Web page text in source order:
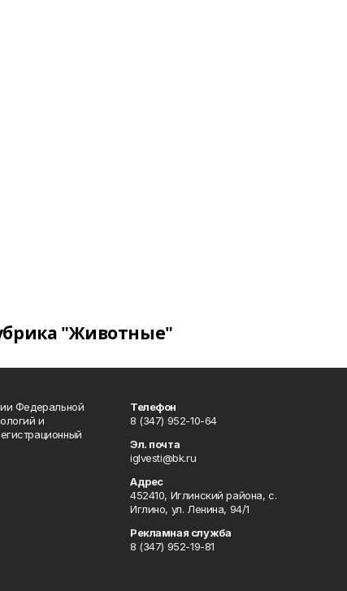
"Животные"
Федеральной
и
Телефон
8 (347) 952-10-64
Эл. почта
iglvesti@bk.ru
Адрес
452410, Иглинский района, с.
Иглино, ул. Ленина, 94/1
Рекламная служба
8 (347) 952-19-81